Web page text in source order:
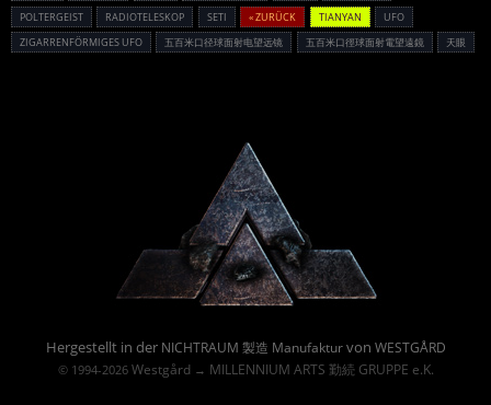
POLTERGEIST
RADIOTELESKOP SETI « ZURÜCK TIANYAN
UFO
ZIGARRENFÖRMIGES UFO
五百米口径球面射电望远镜 五百米口徑球面射電望遠鏡 天眼
Hergestellt in der NICHTRAUM 製造 Manufakturvon WESTGÅRD
© 1994-2026 Westgård→ MILLENNIUM ARTS 勤続 GRUPPE e.K.
Powered By :